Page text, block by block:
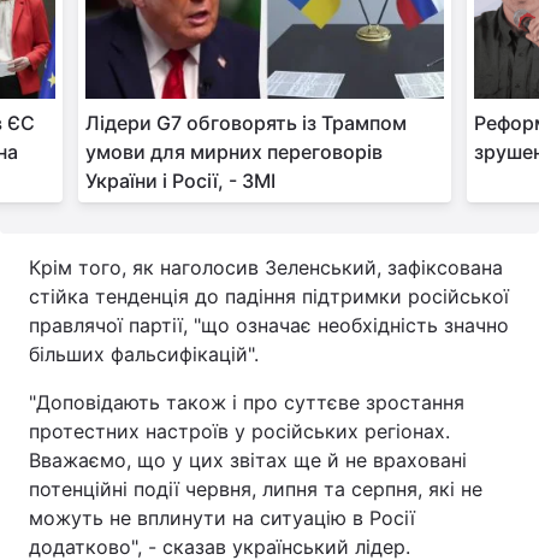
ЄС
Лідери G7 обговорять із Трампом
умови для мирних переговорів
України і Росії, - ЗМІ
Крім того, як наголосив Зеленський, зафіксована
стійка тенденція до падіння підтримки російської
правлячої партії, "що означає необхідність значно
більших фальсифікацій".
"Доповідають також і про суттєве зростання
протестних настроїв у російських регіонах.
Вважаємо, що у цих звітах ще й не враховані
потенційні події червня, липня та серпня, які не
можуть не вплинути на ситуацію в Росії
додатково", - сказав український лідер.